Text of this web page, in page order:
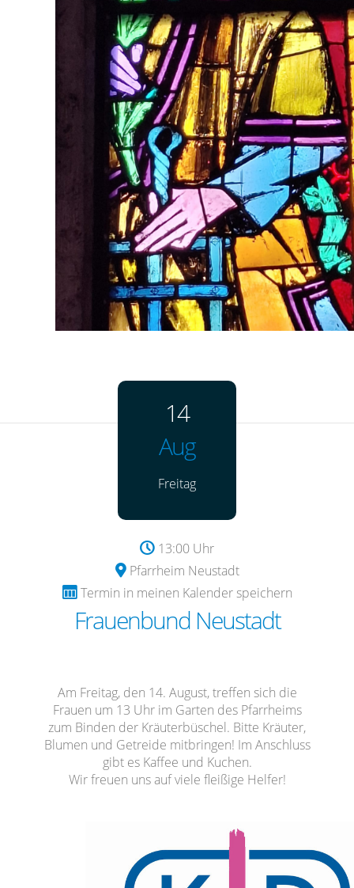
14
Aug
Freitag
13:00 Uhr
Pfarrheim Neustadt
Termin in meinen Kalender speichern
Frauenbund Neustadt
Am Freitag, den 14. August, treffen sich die
Frauen um 13 Uhr im Garten des Pfarrheims
zum Binden der Kräuterbüschel. Bitte Kräuter,
Blumen und Getreide mitbringen! Im Anschluss
gibt es Kaffee und Kuchen.
Wir freuen uns auf viele fleißige Helfer!